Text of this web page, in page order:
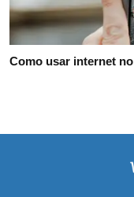
Como usar internet